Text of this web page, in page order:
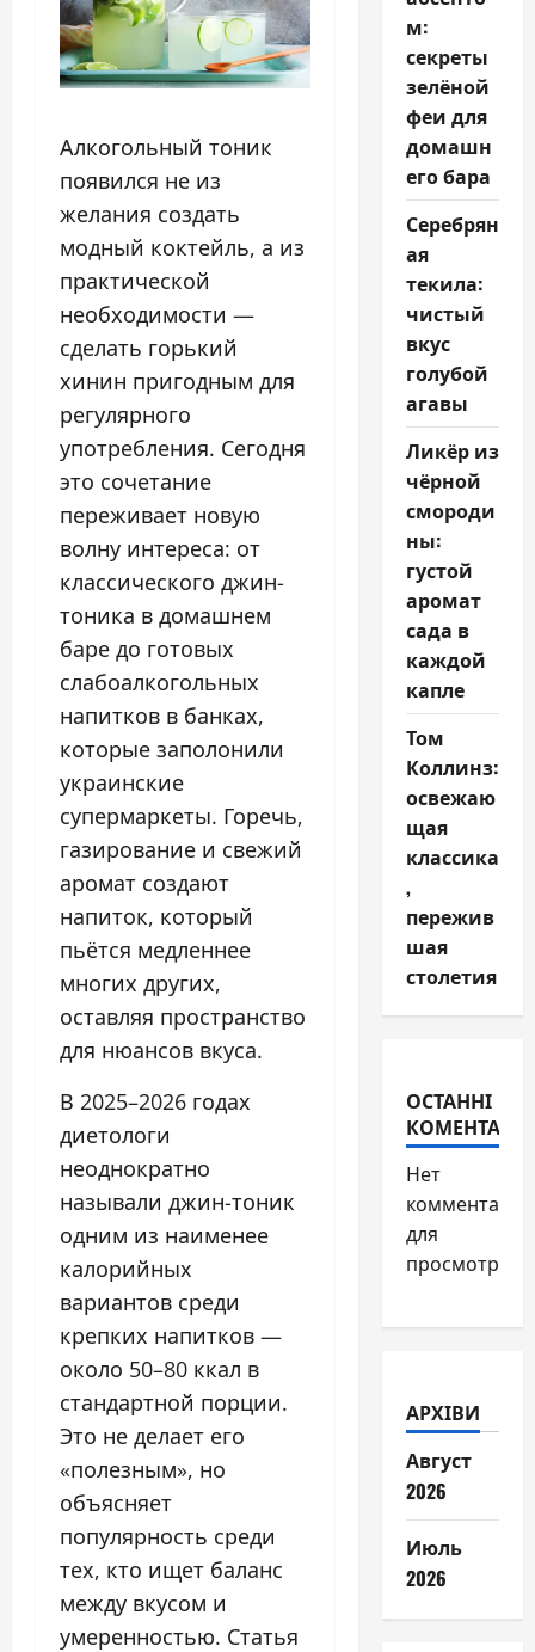
Алкогольный тоник
появился не из
желания создать
модный коктейль, а из
практической
необходимости —
сделать горький
хинин пригодным для
регулярного
употребления. Сегодня
это сочетание
переживает новую
волну интереса: от
классического джин-
тоника в домашнем
баре до готовых
слабоалкогольных
напитков в банках,
которые заполонили
украинские
супермаркеты. Горечь,
газирование и свежий
аромат создают
напиток, который
пьётся медленнее
многих других,
оставляя пространство
для нюансов вкуса.
В 2025–2026 годах
диетологи
неоднократно
называли джин-тоник
одним из наименее
калорийных
вариантов среди
крепких напитков —
около 50–80 ккал в
стандартной порции.
Это не делает его
«полезным», но
объясняет
популярность среди
тех, кто ищет баланс
между вкусом и
умеренностью. Статья
м:
секреты
зелёной
феи для
домашн
его бара
Серебрян
ая
текила:
чистый
вкус
голубой
агавы
Ликёр из
чёрной
смороди
ны:
густой
аромат
сада в
каждой
капле
Том
Коллинз:
освежаю
щая
классика
,
пережив
шая
столетия
ОСТАННІ
КОМЕНТАРІ
Нет
для
просмотра.
АРХІВИ
Август
2026
Июль
2026